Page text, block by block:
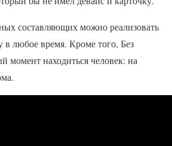
составляющих можно реализовать
в любое время. Кроме того, Без
момент находиться человек: на